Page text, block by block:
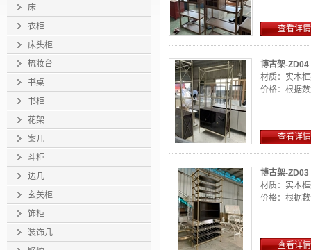
床
衣柜
床头柜
梳妆台
书桌
书柜
花架
案几
斗柜
边几
玄关柜
饰柜
装饰几
查看详情
博古架-ZD04
材质：实木
价格：根据
查看详情
博古架-ZD03
材质：实木
价格：根据
查看详情